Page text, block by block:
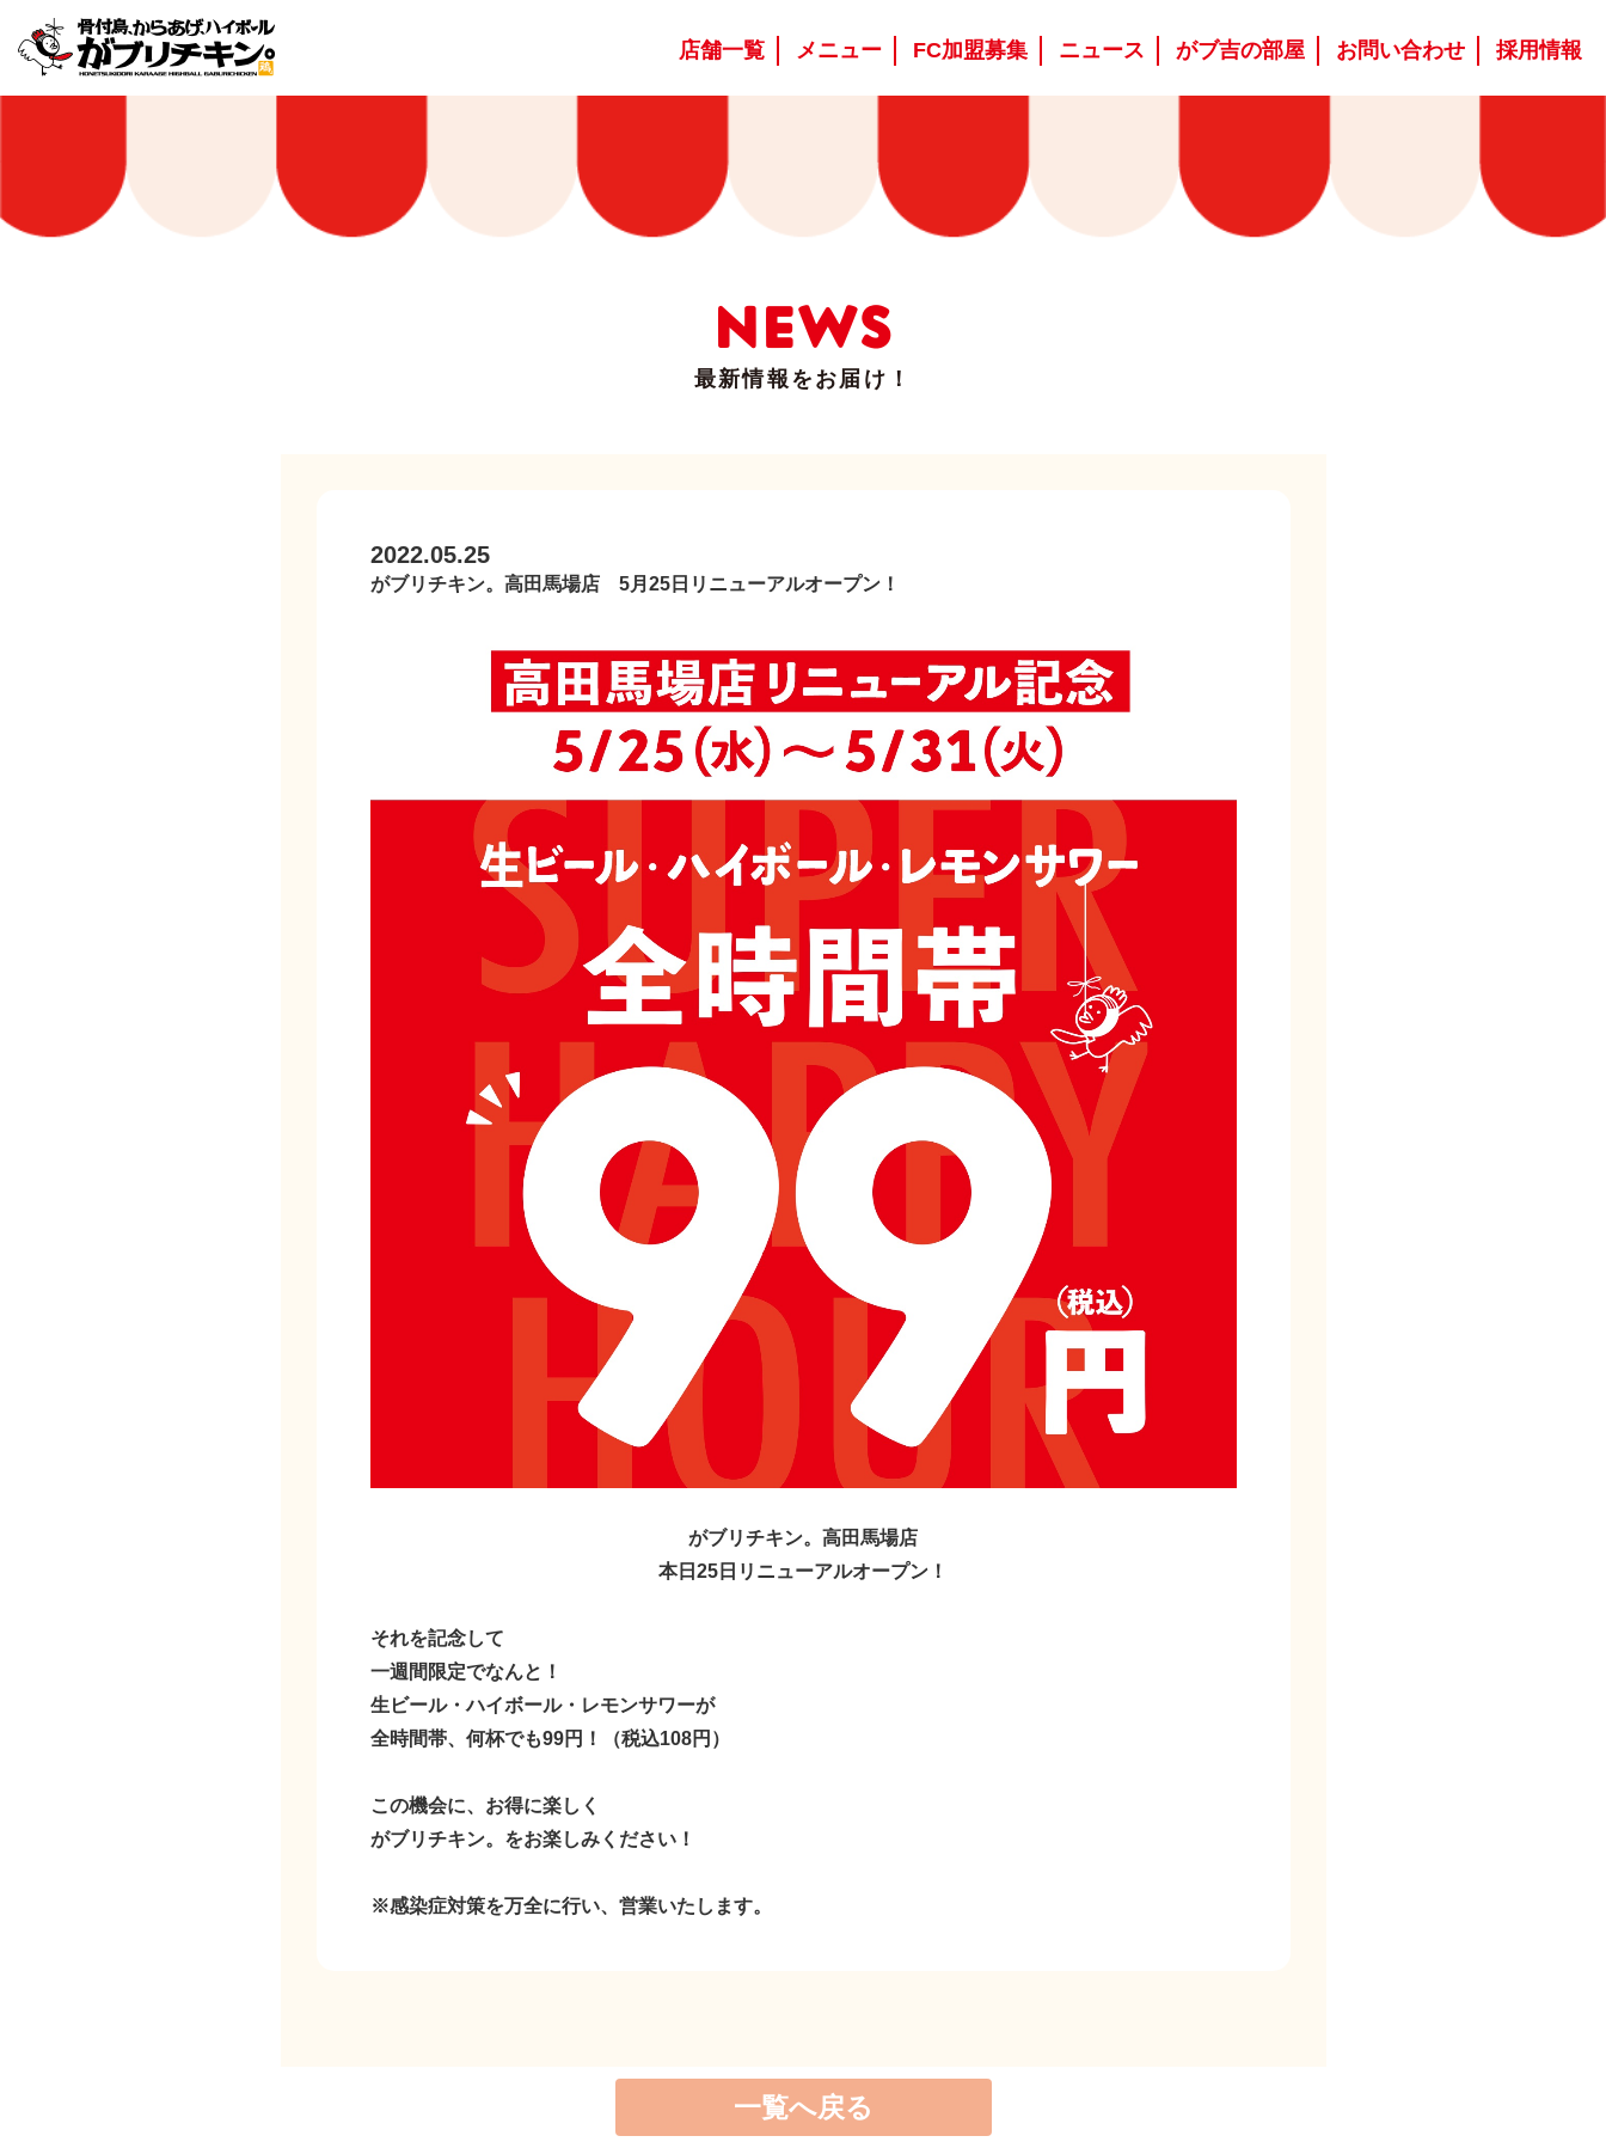
店舗一覧 メニュー FC加盟募集 ニュース がブ吉の部屋 お問い合わせ 採用情報
NEWS
最新情報をお届け！
2022.05.25
がブリチキン。高田馬場店 5月25日リニューアルオープン！
がブリチキン。高田馬場店
本日25日リニューアルオープン！
それを記念して
一週間限定でなんと！
生ビール・ハイボール・レモンサワーが
全時間帯、何杯でも99円！（税込108円）
この機会に、お得に楽しく
がブリチキン。をお楽しみください！
※感染症対策を万全に行い、営業いたします。
一覧へ戻る